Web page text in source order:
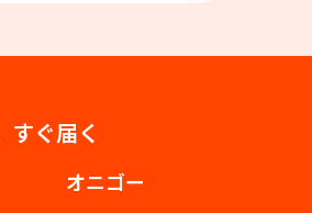
すぐ届く
オニゴー